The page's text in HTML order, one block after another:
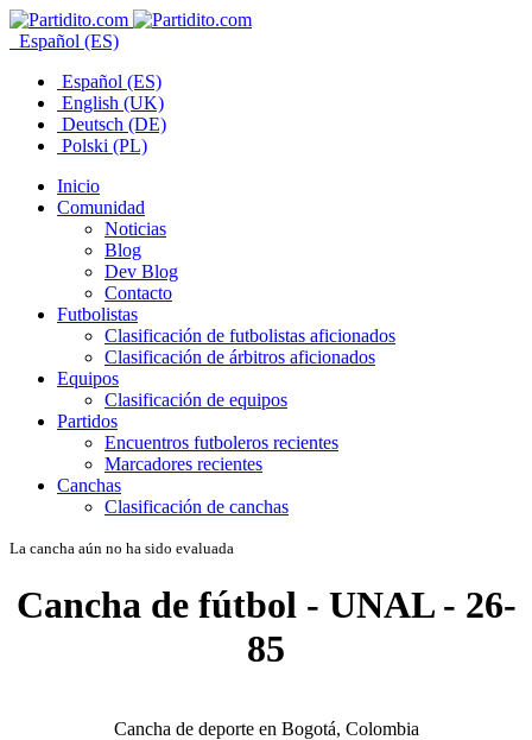
Español (ES)
Español (ES)
English (UK)
Deutsch (DE)
Polski (PL)
Inicio
Comunidad
Noticias
Blog
Dev Blog
Contacto
Futbolistas
Clasificación de futbolistas aficionados
Clasificación de árbitros aficionados
Equipos
Clasificación de equipos
Partidos
Encuentros futboleros recientes
Marcadores recientes
Canchas
Clasificación de canchas
La cancha aún no ha sido evaluada
Cancha de fútbol - UNAL - 26-
85
Cancha de deporte en Bogotá, Colombia